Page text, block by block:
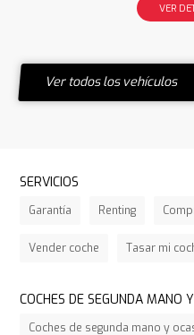
VER
Ver todos los vehículos
SERVICIOS
Garantía Renting
Vender coche Tasar mi
COCHES DE SEGUNDA MANO
Coches de segunda mano y